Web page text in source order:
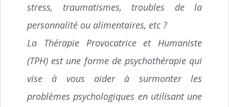
stress, traumatismes, troubles de la
personnalité ou alimentaires, etc ?
La Thérapie Provocatrice et Humaniste
(TPH) est une forme de psychothérapie qui
vise à vous aider à surmonter les
problèmes psychologiques en utilisant une